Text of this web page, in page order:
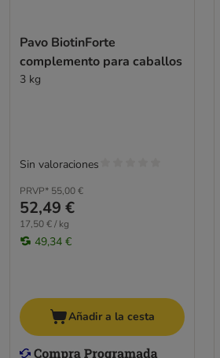
Pavo BiotinForte
complemento para caballos
3 kg
PRVP* 55,00 €
52,49 €
17,50 € / kg
49,34 €
Sin valoraciones
Añadir a la cesta